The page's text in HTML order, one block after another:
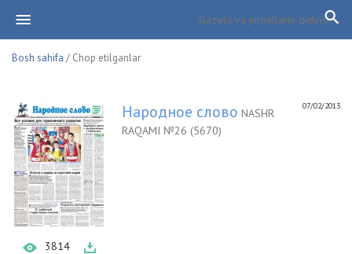
Bosh sahifa / Chop etilganlar
3814
07/02/2013
Народное слово NASHR
RAQAMI №26 (5670)